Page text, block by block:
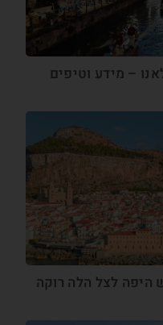
– מידע וטיפים